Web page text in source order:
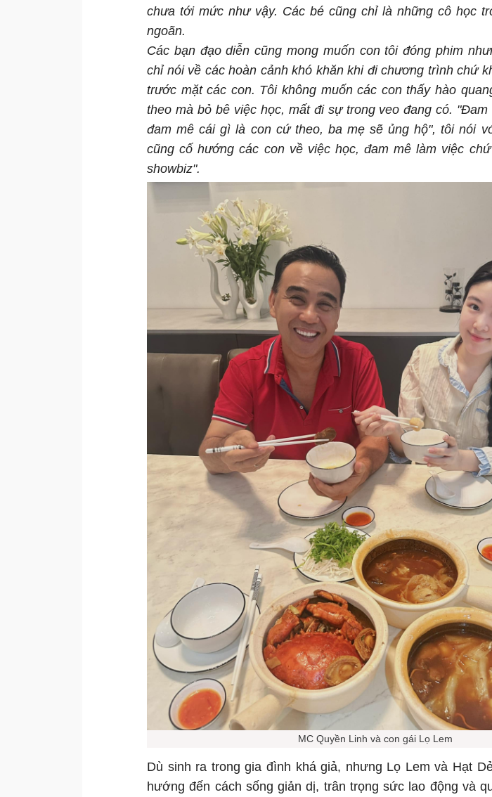
chưa tới mức như vậy. Các bé cũng chỉ là những cô học
ngoãn.
Các bạn đạo diễn cũng mong muốn con tôi đóng phim
chỉ nói về các hoàn cảnh khó khăn khi đi chương trình chứ
trước mặt các con. Tôi không muốn các con thấy hào
theo mà bỏ bê việc học, mất đi sự trong veo đang có.
đam mê cái gì là con cứ theo, ba mẹ sẽ ủng hộ", tôi nói
cũng cố hướng các con về việc học, đam mê làm việc
showbiz".
MC Quyền Linh và con gái Lọ Lem
Dù sinh ra trong gia đình khá giả, nhưng Lọ Lem và Hạt
hướng đến cách sống giản dị, trân trọng sức lao động và